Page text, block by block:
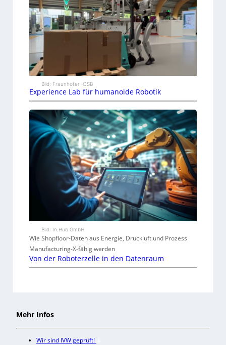
Bild: Fraunhofer IOSB
Experience Lab für humanoide Robotik
Bild: In.Hub GmbH
Wie Shopfloor-Daten aus Energie, Druckluft und Prozess
Manufacturing-X-fähig werden
Von der Roboterzelle in den Datenraum
Mehr Infos
Wir sind IVW geprüft!